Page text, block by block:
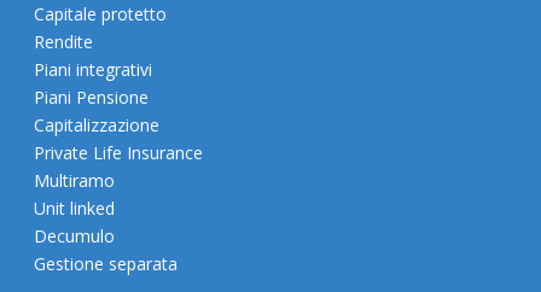
Capitale protetto
Rendite
Piani integrativi
Piani Pensione
Capitalizzazione
Private Life Insurance
Multiramo
Unit linked
Decumulo
Gestione separata